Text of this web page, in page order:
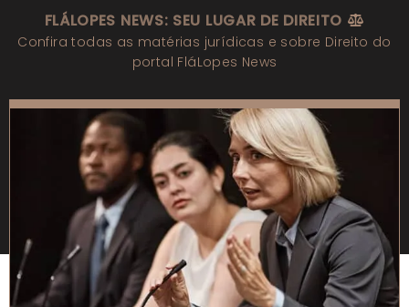
Mais categorias
FLÁLOPES NEWS: SEU LUGAR DE DIREITO
Confira todas as matérias jurídicas e sobre Direito do
portal FláLopes News